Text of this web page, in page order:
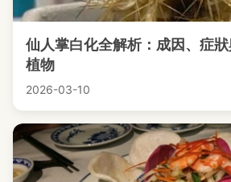
仙人掌白化全解析：成因、症
植物
2026-03-10